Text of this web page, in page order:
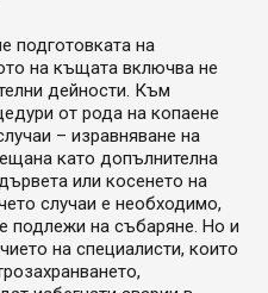
подготовката на
на къщата включва не
дейности. Към
от рода на копаене
– изравняване на
като допълнителна
или косенето на
случаи е необходимо,
подлежи на събаряне. Но и
на специалисти, които